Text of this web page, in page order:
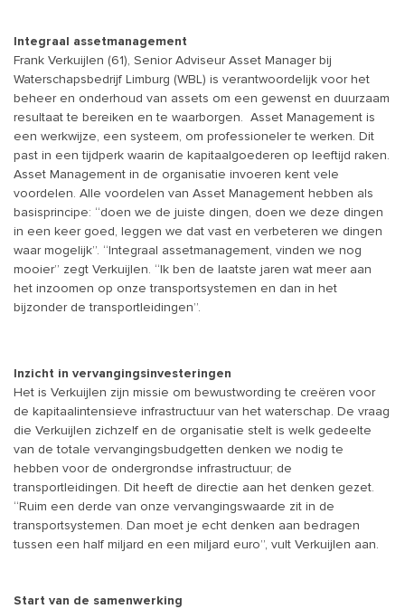
Integraal assetmanagement
Frank Verkuijlen (61), Senior Adviseur Asset Manager bij
Waterschapsbedrijf Limburg (WBL) is verantwoordelijk voor het
beheer en onderhoud van assets om een gewenst en duurzaam
resultaat te bereiken en te waarborgen. Asset Management is
een werkwijze, een systeem, om professioneler te werken. Dit
past in een tijdperk waarin de kapitaalgoederen op leeftijd raken.
Asset Management in de organisatie invoeren kent vele
voordelen. Alle voordelen van Asset Management hebben als
basisprincipe: “doen we de juiste dingen, doen we deze dingen
in een keer goed, leggen we dat vast en verbeteren we dingen
waar mogelijk”. “Integraal assetmanagement, vinden we nog
mooier” zegt Verkuijlen. “Ik ben de laatste jaren wat meer aan
het inzoomen op onze transportsystemen en dan in het
bijzonder de transportleidingen”.
Inzicht in vervangingsinvesteringen
Het is Verkuijlen zijn missie om bewustwording te creëren voor
de kapitaalintensieve infrastructuur van het waterschap. De vraag
die Verkuijlen zichzelf en de organisatie stelt is welk gedeelte
van de totale vervangingsbudgetten denken we nodig te
hebben voor de ondergrondse infrastructuur; de
transportleidingen. Dit heeft de directie aan het denken gezet.
“Ruim een derde van onze vervangingswaarde zit in de
transportsystemen. Dan moet je echt denken aan bedragen
tussen een half miljard en een miljard euro”, vult Verkuijlen aan.
Start van de samenwerking